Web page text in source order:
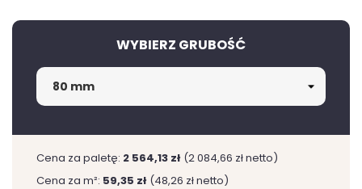
WYBIERZ GRUBOŚĆ
Cena za paletę: 2 564,13 zł (2 084,66 zł netto)
Cena za m²: 59,35 zł (48,26 zł netto)